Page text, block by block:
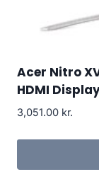
Acer Nitro
HDMI
3,051.00 kr.